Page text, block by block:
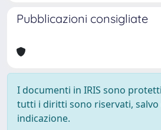
Pubblicazioni consigliate
I documenti in IRIS sono
tutti i diritti sono riservati, salvo
indicazione.